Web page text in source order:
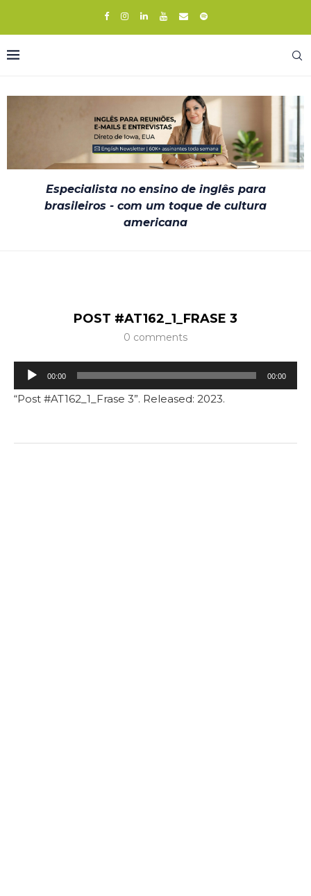
Especialista no ensino de inglês para
brasileiros - com um toque de cultura
americana
POST #AT162_1_FRASE 3
0 comments
Tocador
de
00:00 00:00
“Post #AT162_1_Frase 3”. Released: 2023.